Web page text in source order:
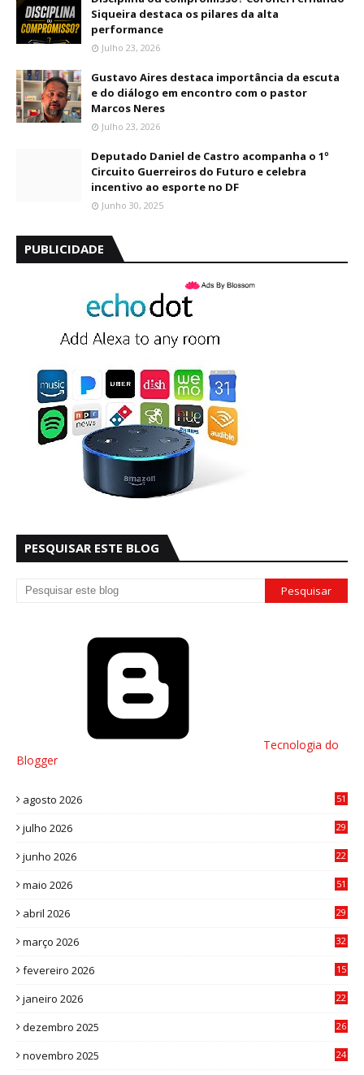
Siqueira destaca os pilares da alta
performance
Julho 23, 2026
Gustavo Aires destaca importância da escuta
e do diálogo em encontro com o pastor
Marcos Neres
Julho 23, 2026
Deputado Daniel de Castro acompanha o 1º
Circuito Guerreiros do Futuro e celebra
incentivo ao esporte no DF
Junho 30, 2025
PUBLICIDADE
PESQUISAR ESTE BLOG
Tecnologia do
Blogger
agosto 2026 51
julho 2026
29
junho 2026
22
maio 2026
51
abril 2026
29
março 2026
32
fevereiro 2026
15
janeiro 2026
22
dezembro 2025
26
novembro 2025
24